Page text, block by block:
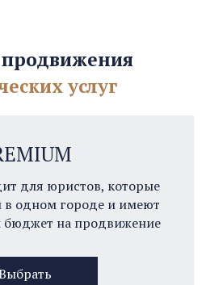
услуг
для юристов, которые
в одном городе и имеют
на продвижение